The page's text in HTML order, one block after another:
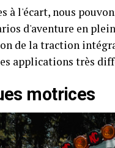
à l'écart, nous
d'aventure en
de la traction
applications très
motrices